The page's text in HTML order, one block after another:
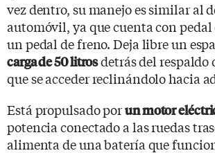
vez dentro, su manejo es similar al
automóvil, ya que cuenta con pedal
un pedal de freno. Deja libre un
carga de 50 litrosdetrás del respaldo
que se acceder reclinándolo hacia
Está propulsado porun motor
potencia conectado a las ruedas
alimenta de una batería que